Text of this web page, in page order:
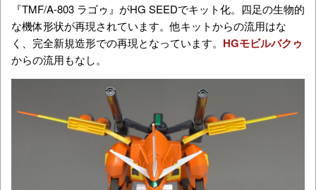
『TMF/A-803 ラゴゥ』がHG SEEDでキット化。四足の生物的
な機体形状が再現されています。他キットからの流用はな
く、完全新規造形での再現となっています。 HGモビルバクゥ
からの流用もなし。